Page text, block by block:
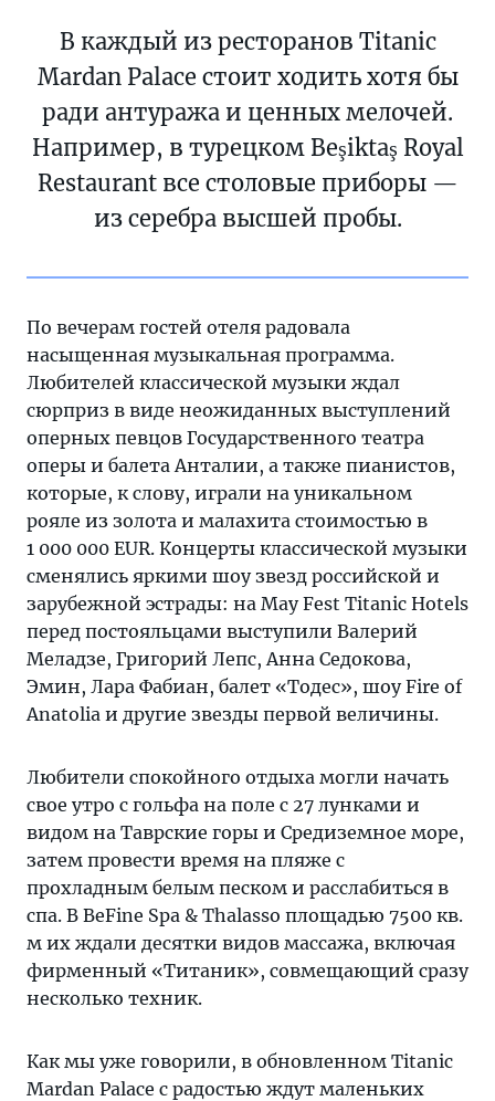
В каждый из ресторанов Titanic
Mardan Palace стоит ходить хотя бы
ради антуража и ценных мелочей.
Например, в турецком Beşiktaş Royal
Restaurant все столовые приборы —
из серебра высшей пробы.
По вечерам гостей отеля радовала
насыщенная музыкальная программа.
Любителей классической музыки ждал
сюрприз в виде неожиданных выступлений
оперных певцов Государственного театра
оперы и балета Анталии, а также пианистов,
которые, к слову, играли на уникальном
рояле из золота и малахита стоимостью в
1 000 000 EUR. Концерты классической музыки
сменялись яркими шоу звезд российской и
зарубежной эстрады: на May Fest Titanic Hotels
перед постояльцами выступили Валерий
Меладзе, Григорий Лепс, Анна Седокова,
Эмин, Лара Фабиан, балет «Тодес», шоу Fire of
Anatolia и другие звезды первой величины.
Любители спокойного отдыха могли начать
свое утро с гольфа на поле с 27 лунками и
видом на Таврские горы и Средиземное море,
затем провести время на пляже с
прохладным белым песком и расслабиться в
спа. В BeFine Spa & Thalasso площадью 7500 кв.
м их ждали десятки видов массажа, включая
фирменный «Титаник», совмещающий сразу
несколько техник.
Как мы уже говорили, в обновленном Titanic
Mardan Palace с радостью ждут маленьких